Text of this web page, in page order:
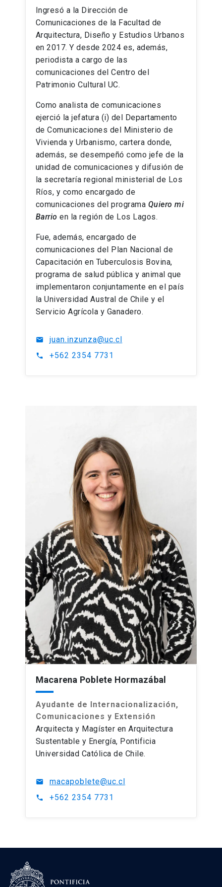
Ingresó a la Dirección de
Comunicaciones de la Facultad de
Arquitectura, Diseño y Estudios Urbanos
en 2017. Y desde 2024 es, además,
periodista a cargo de las
comunicaciones del Centro del
Patrimonio Cultural UC.
Como analista de comunicaciones
ejerció la jefatura (i) del Departamento
de Comunicaciones del Ministerio de
Vivienda y Urbanismo, cartera donde,
además, se desempeñó como jefe de la
unidad de comunicaciones y difusión de
la secretaría regional ministerial de Los
Ríos, y como encargado de
comunicaciones del programa Quiero mi
Barrio en la región de Los Lagos.
Fue, además, encargado de
comunicaciones del Plan Nacional de
Capacitación en Tuberculosis Bovina,
programa de salud pública y animal que
implementaron conjuntamente en el país
la Universidad Austral de Chile y el
Servicio Agrícola y Ganadero.
mail juan.inzunza@uc.cl
phone +562 2354 7731
Macarena Poblete Hormazábal
Ayudante de Internacionalización,
Comunicaciones y Extensión
Arquitecta y Magíster en Arquitectura
Sustentable y Energía, Pontificia
Universidad Católica de Chile.
mail macapoblete@uc.cl
phone +562 2354 7731